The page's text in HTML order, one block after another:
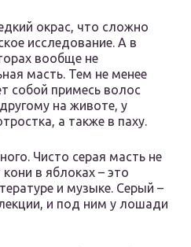
окрас, что сложно
исследование. А в
вообще не
масть. Тем не менее
собой примесь волос
на животе, у
а также в паху.
Чисто серая масть не
в яблоках – это
и музыке. Серый –
и под ним у лошади